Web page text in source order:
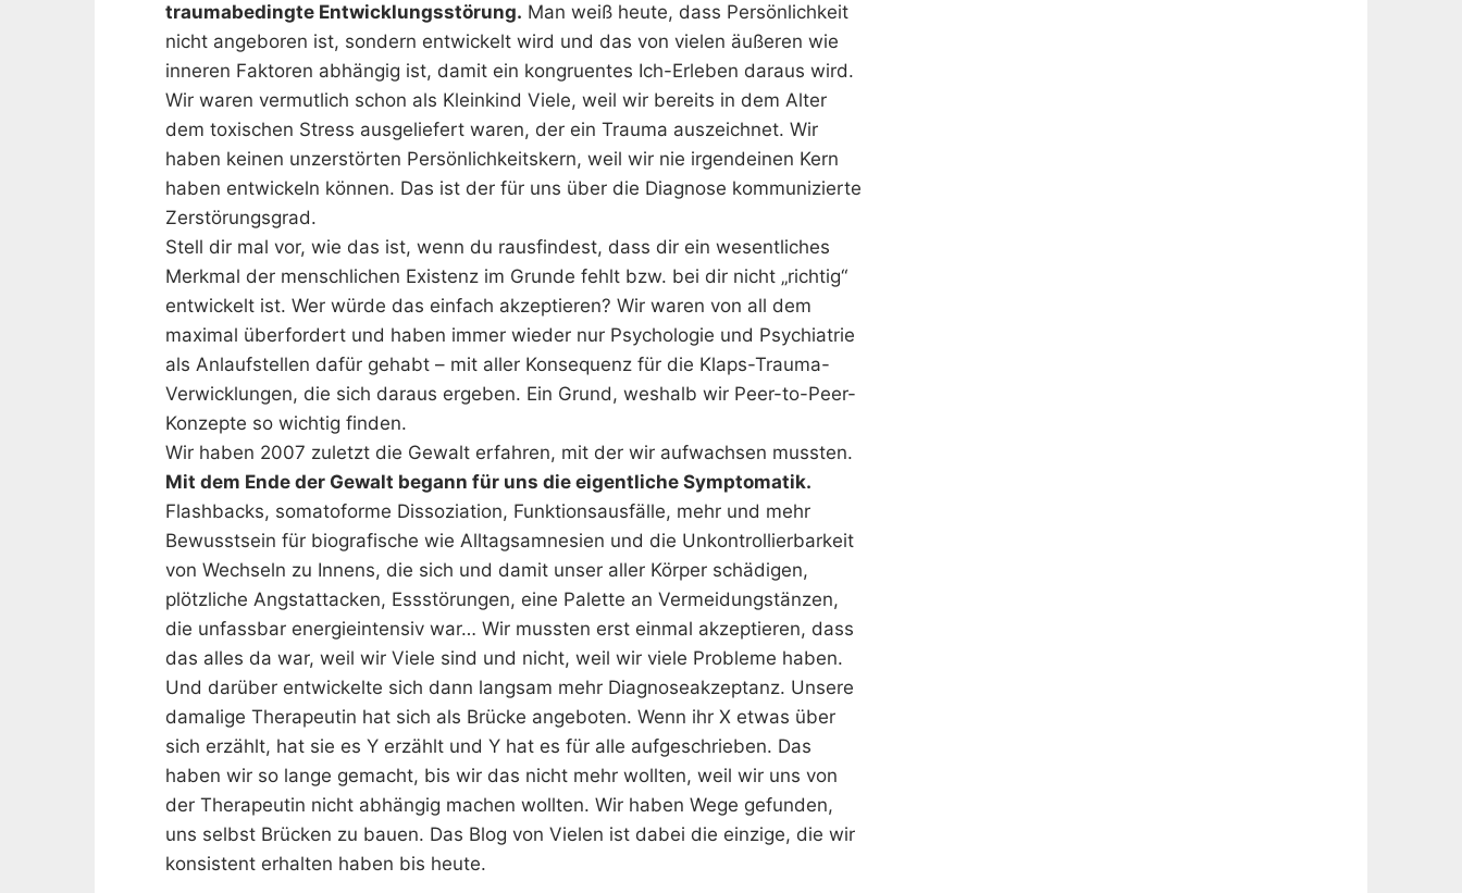
traumabedingte Entwicklungsstörung. Man weiß heute, dass Persönlichkeit
nicht angeboren ist, sondern entwickelt wird und das von vielen äußeren wie
inneren Faktoren abhängig ist, damit ein kongruentes Ich-Erleben daraus wird.
Wir waren vermutlich schon als Kleinkind Viele, weil wir bereits in dem Alter
dem toxischen Stress ausgeliefert waren, der ein Trauma auszeichnet. Wir
haben keinen unzerstörten Persönlichkeitskern, weil wir nie irgendeinen Kern
haben entwickeln können. Das ist der für uns über die Diagnose kommunizierte
Zerstörungsgrad.
Stell dir mal vor, wie das ist, wenn du rausfindest, dass dir ein wesentliches
Merkmal der menschlichen Existenz im Grunde fehlt bzw. bei dir nicht „richtig“
entwickelt ist. Wer würde das einfach akzeptieren? Wir waren von all dem
maximal überfordert und haben immer wieder nur Psychologie und Psychiatrie
als Anlaufstellen dafür gehabt – mit aller Konsequenz für die Klaps-Trauma-
Verwicklungen, die sich daraus ergeben. Ein Grund, weshalb wir Peer-to-Peer-
Konzepte so wichtig finden.
Wir haben 2007 zuletzt die Gewalt erfahren, mit der wir aufwachsen mussten.
Mit dem Ende der Gewalt begann für uns die eigentliche Symptomatik.
Flashbacks, somatoforme Dissoziation, Funktionsausfälle, mehr und mehr
Bewusstsein für biografische wie Alltagsamnesien und die Unkontrollierbarkeit
von Wechseln zu Innens, die sich und damit unser aller Körper schädigen,
plötzliche Angstattacken, Essstörungen, eine Palette an Vermeidungstänzen,
die unfassbar energieintensiv war… Wir mussten erst einmal akzeptieren, dass
das alles da war, weil wir Viele sind und nicht, weil wir viele Probleme haben.
Und darüber entwickelte sich dann langsam mehr Diagnoseakzeptanz. Unsere
damalige Therapeutin hat sich als Brücke angeboten. Wenn ihr X etwas über
sich erzählt, hat sie es Y erzählt und Y hat es für alle aufgeschrieben. Das
haben wir so lange gemacht, bis wir das nicht mehr wollten, weil wir uns von
der Therapeutin nicht abhängig machen wollten. Wir haben Wege gefunden,
uns selbst Brücken zu bauen. Das Blog von Vielen ist dabei die einzige, die wir
konsistent erhalten haben bis heute.